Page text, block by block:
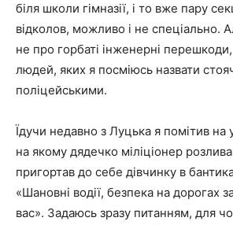
біля школи гімназії, і то вже пару
відколов, можливо і не спеціально.
не про горбаті інженерні
людей, яких я посміюсь назвати
поліцейськими.
Їдучи недавно з Луцька я помітив на
на якому дядечко міліціонер
пригортав до себе дівчинку в
«Шановні водії, безпека на дорогах
вас». Задаюсь зразу питанням, для